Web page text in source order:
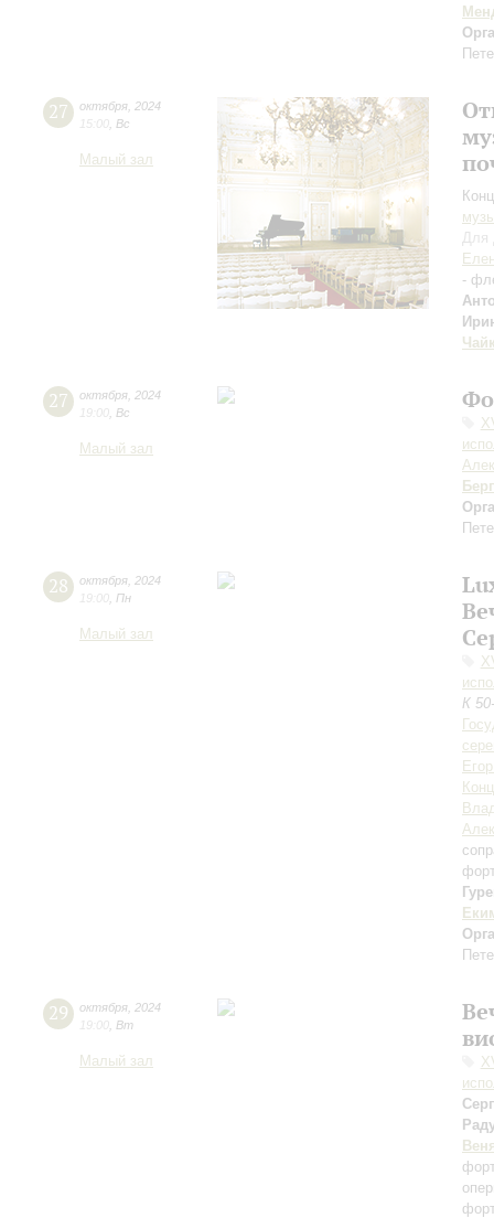
27 октября 2024
15:00 Вс
Малый зал
Для
-
27 октября 2024
19:00 Вс
Малый зал
Берг
28 октября 2024
19:00 Пн
Малый зал
К
29 октября 2024
19:00 Вт
Малый зал